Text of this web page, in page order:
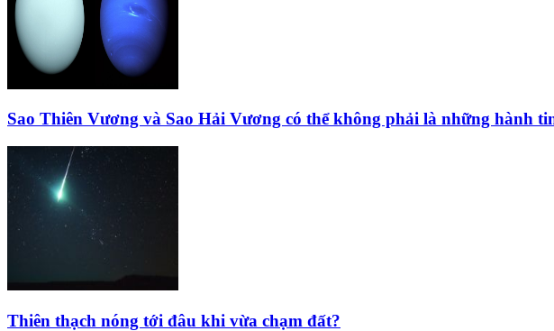
Sao Thiên Vương và Sao Hải Vương có thể không phải là những hành
Thiên thạch nóng tới đâu khi vừa chạm đất?